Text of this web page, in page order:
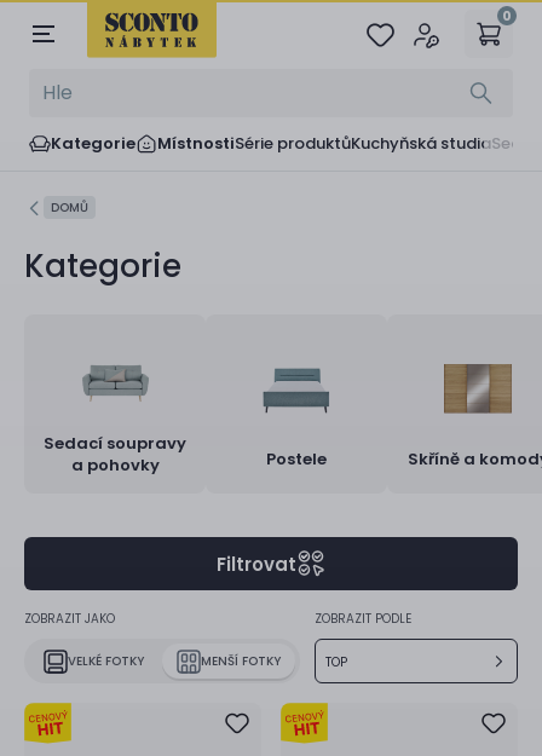
0
Kategorie MístnostiSérie produktůKuchyňská studia
DOMŮ
Kategorie
Sedací soupravy
a pohovky
Postele Skříně a
Filtrovat
ZOBRAZIT JAKO
VELKÉ FOTKY MENŠÍ FOTKY
ZOBRAZIT PODLE
TOP